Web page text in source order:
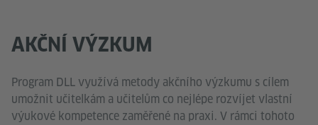
AKČNÍ VÝZKUM
Program DLL využívá metody akčního výzkumu s cílem
umožnit učitelkám a učitelům co nejlépe rozvíjet vlastní
výukové kompetence zaměřené na praxi. V rámci tohoto